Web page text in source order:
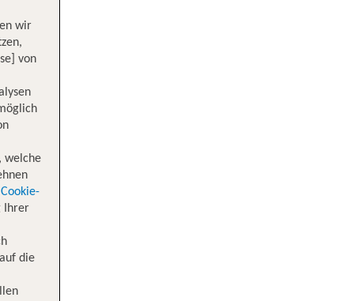
wir
von
welche
Cookie-
Ihrer
die